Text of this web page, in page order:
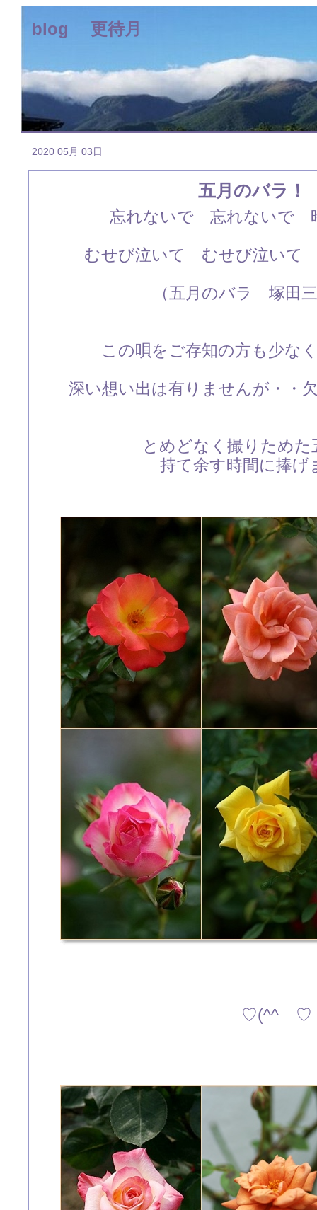
blog 更待月
2020 05月 03日
五月のバラ！
忘れないで 忘れないで
むせび泣いて むせび泣いて
（五月のバラ 塚田
この唄をご存知の方も少な
深い想い出は有りませんが・・
とめどなく撮りため
持て余す時間に捧げ
♡(^^ゞ♡